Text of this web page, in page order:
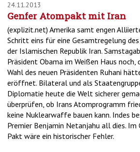
24.11.2013
Genfer Atompakt mit Iran
(explizit.net) Amerika samt engen
Schritt eins für eine Gesamtregelung
der Islamischen Republik Iran.
Präsident Obama im Weißen Haus noch,
Wahl des neuen Präsidenten Ruhani
eröffnet. Bilateral und als
Diplomatie heute die Welt sicherer
überprüfen, ob Irans Atomprogramm
keine Nuklearwaffe bauen kann. Indes
Premier Benjamin Netanjahu all dies. Im
Pakt wäre ein historischer Fehler.